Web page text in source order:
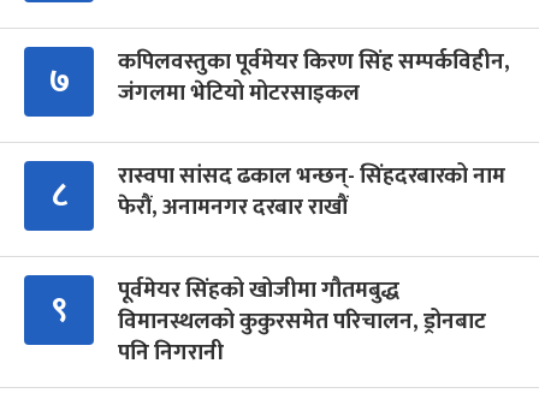
७
कपिलवस्तुका पूर्वमेयर किरण सिंह सम्पर्कविहीन,
जंगलमा भेटियो मोटरसाइकल
८
रास्वपा सांसद ढकाल भन्छन्- सिंहदरबारको नाम
फेरौं, अनामनगर दरबार राखौं
९
पूर्वमेयर सिंहको खोजीमा गौतमबुद्ध
विमानस्थलको कुकुरसमेत परिचालन, ड्रोनबाट
पनि निगरानी